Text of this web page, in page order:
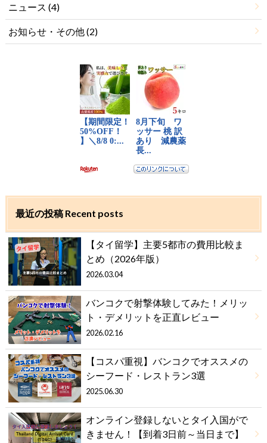
ニュース (4)
お知らせ・その他(2)
最近の投稿 Recent posts
【タイ留学】主要5都市の費用比較ま
とめ（2026年版）
2026.03.04
バンコクで射撃体験してみた！メリッ
ト・デメリットを正直レビュー
2026.02.16
【コスパ重視】バンコクでオススメの
シーフード・レストラン3選
2025.06.30
オンライン登録しないとタイ入国がで
きません！【到着3日前～当日まで】